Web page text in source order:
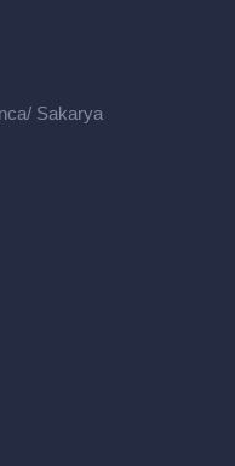
Sakarya